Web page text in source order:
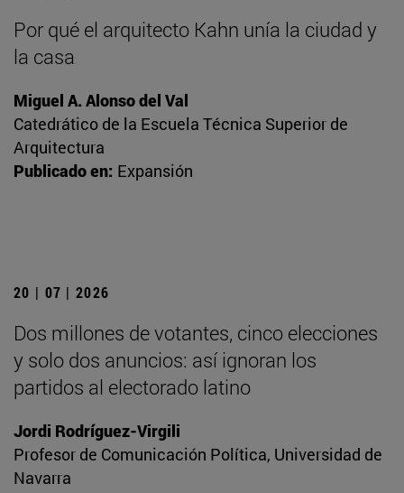
Por qué el arquitecto Kahn unía la ciudad y
la casa
Miguel A. Alonso del Val
Catedrático de la Escuela Técnica Superior de
Arquitectura
Publicado en: Expansión
20 | 07 | 2026
Dos millones de votantes, cinco elecciones
y solo dos anuncios: así ignoran los
partidos al electorado latino
Jordi Rodríguez-Virgili
Profesor de Comunicación Política, Universidad de
Navarra